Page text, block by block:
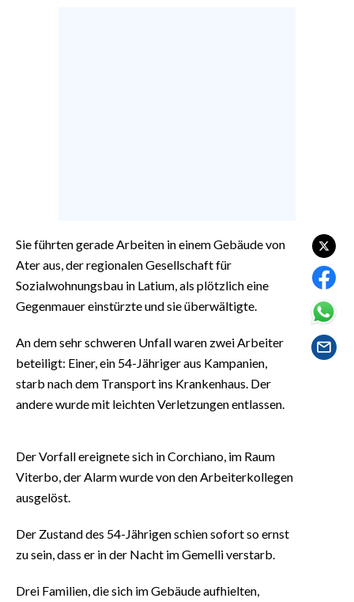
INSULARITÀ
FOTO
INFO AZIENDE
ABBONATI
ANNUNCI
PUBBLICITÀ
SPIAGGE
STORE
Sie führten gerade Arbeiten in einem Gebäude von
Ater aus, der regionalen Gesellschaft für
Sozialwohnungsbau in Latium, als plötzlich eine
Gegenmauer einstürzte und sie überwältigte.
An dem sehr schweren Unfall waren zwei Arbeiter
beteiligt: Einer, ein 54-Jähriger aus Kampanien,
starb nach dem Transport ins Krankenhaus. Der
andere wurde mit leichten Verletzungen entlassen.
Der Vorfall ereignete sich in Corchiano, im Raum
Viterbo, der Alarm wurde von den Arbeiterkollegen
ausgelöst.
Der Zustand des 54-Jährigen schien sofort so ernst
zu sein, dass er in der Nacht im Gemelli verstarb.
Drei Familien, die sich im Gebäude aufhielten,